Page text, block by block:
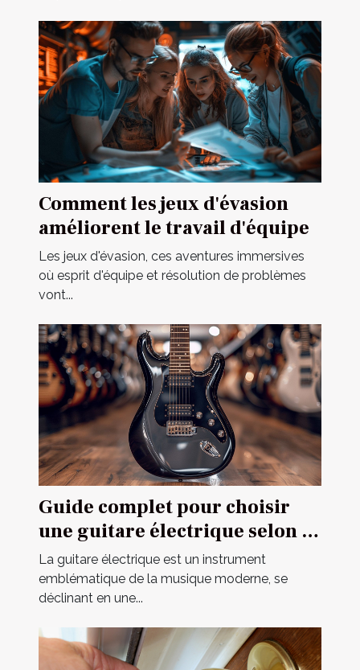
Comment les jeux d'évasion
améliorent le travail d'équipe
Les jeux d'évasion, ces aventures immersives
où esprit d'équipe et résolution de problèmes
vont...
Guide complet pour choisir
une guitare électrique selon sa
construction
La guitare électrique est un instrument
emblématique de la musique moderne, se
déclinant en une...